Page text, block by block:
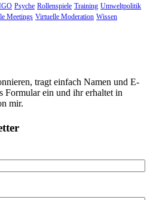
Psyche Rollenspiele Training Umweltpolitik
Meetings Virtuelle Moderation Wissen
tragt einfach Namen und E-
Formular ein und ihr erhaltet in
mir.